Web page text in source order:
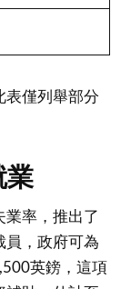
部分
率，推出了
員，政府可為
英鎊，這項